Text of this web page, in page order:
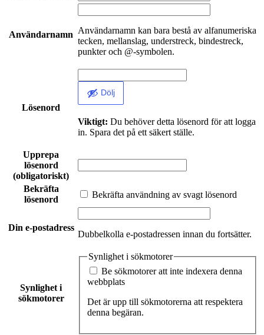
Användarnamn Användarnamn kan bara bestå av alfanumeriska
tecken, mellanslag, understreck, bindestreck,
punkter och @-symbolen.
Lösenord
Dölj
Viktigt: Du behöver detta lösenord för att logga
in. Spara det på ett säkert ställe.
Upprepa
lösenord
(obligatoriskt)
Bekräfta
lösenord
Bekräfta användning av svagt lösenord
Din e-postadress
Dubbelkolla e-postadressen innan du fortsätter.
Synlighet i
sökmotorer
Synlighet i sökmotorer
webbplats
Det är upp till sökmotorerna att respektera
denna begäran.